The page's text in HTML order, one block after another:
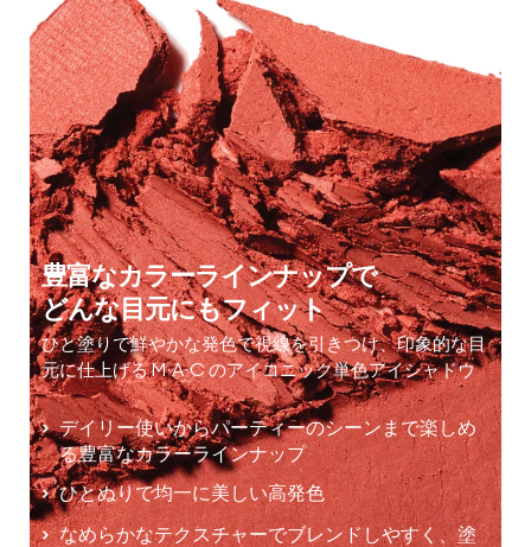
豊富なカラーラインナップで
どんな目元にもフィット
ひと塗りで鮮やかな発色で視線を引きつけ、印象的な目
元に仕上げる M·A·C のアイコニック単色アイシャドウ
デイリー使いからパーティーのシーンまで楽しめ
る豊富なカラーラインナップ
ひとぬりで均一に美しい高発色
なめらかなテクスチャーでブレンドしやすく、塗